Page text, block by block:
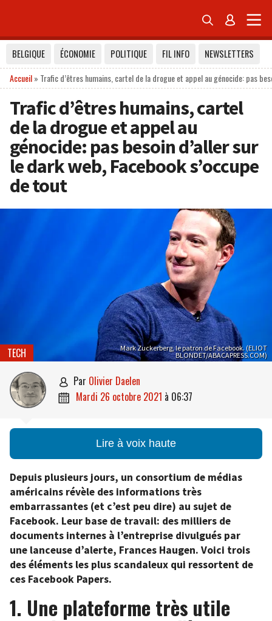
 
BELGIQUE ÉCONOMIE POLITIQUE FIL INFO
NEWSLETTERS
Accueil» Trafic d’êtres humains, cartel de la drogue et appel au génocide: pas
Trafic d’êtres humains, cartel
de la drogue et appel au
génocide: pas besoin d’aller sur
le dark web, Facebook s’occupe
de tout
Mark Zuckerberg, le patron de Facebook. (ELIOT
BLONDET/ABACAPRESS.COM)
TECH
 par Olivier Daelen
 mardi 26 octobre 2021 à 06:37
Lire à voix haute
Depuis plusieurs jours, un consortium de médias
américains révèle des informations très
embarrassantes (et c’est peu dire) au sujet de
Facebook. Leur base de travail: des milliers de
documents internes à l’entreprise divulgués par
une lanceuse d’alerte, Frances Haugen. Voici trois
des éléments les plus scandaleux qui ressortent de
ces Facebook Papers.
1. Une plateforme très utile